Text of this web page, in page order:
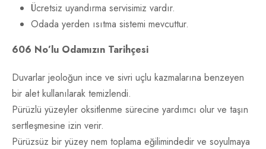
Ücretsiz uyandırma servisimiz vardır.
Odada yerden ısıtma sistemi mevcuttur.
606 No’lu Odamızın Tarihçesi
Duvarlar jeoloğun ince ve sivri uçlu kazmalarına benzeyen
bir alet kullanılarak temizlendi.
Pürüzlü yüzeyler oksitlenme sürecine yardımcı olur ve taşın
sertleşmesine izin verir.
Pürüzsüz bir yüzey nem toplama eğilimindedir ve soyulmaya